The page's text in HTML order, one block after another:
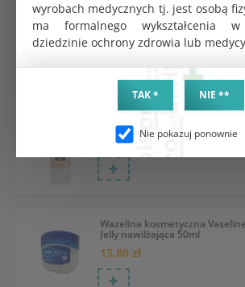
wyrobach medycznych tj. jest osobą
ma formalnego wykształcenia w
dziedzinie ochrony zdrowia lub
TAK * NIE **
Nie pokazuj ponownie
Żel do USG Unidem
5.21 zł
Żel do USG Żelpol CMP
6.89 zł
Wazelina kosmetyczna
Jelly nawilżająca 50ml
13.80 zł